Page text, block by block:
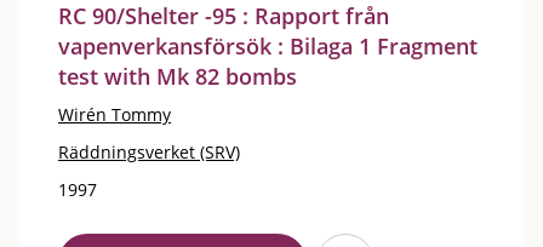
RC 90/Shelter -95 : Rapport från
vapenverkansförsök : Bilaga 1 Fragment
test with Mk 82 bombs
Wirén Tommy
Räddningsverket (SRV)
1997